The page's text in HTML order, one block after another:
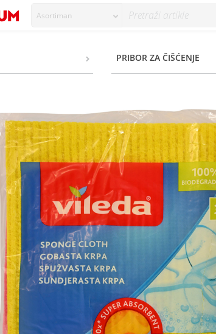
Asortiman
PRIBOR ZA ČIŠĆENJE